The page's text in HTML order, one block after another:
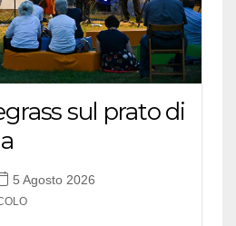
sul prato di
5 Agosto 2026